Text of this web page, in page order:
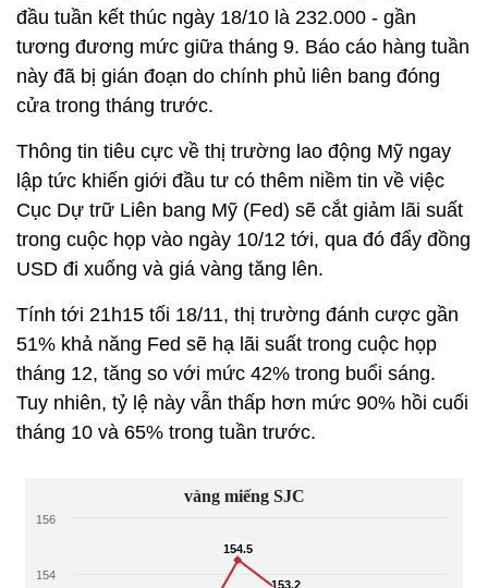
đầu tuần kết thúc ngày 18/10 là 232.000 - gần
tương đương mức giữa tháng 9. Báo cáo hàng tuần
này đã bị gián đoạn do chính phủ liên bang đóng
cửa trong tháng trước.
Thông tin tiêu cực về thị trường lao động Mỹ ngay
lập tức khiến giới đầu tư có thêm niềm tin về việc
Cục Dự trữ Liên bang Mỹ (Fed) sẽ cắt giảm lãi suất
trong cuộc họp vào ngày 10/12 tới, qua đó đẩy đồng
USD đi xuống và giá vàng tăng lên.
Tính tới 21h15 tối 18/11, thị trường đánh cược gần
51% khả năng Fed sẽ hạ lãi suất trong cuộc họp
tháng 12, tăng so với mức 42% trong buổi sáng.
Tuy nhiên, tỷ lệ này vẫn thấp hơn mức 90% hồi cuối
tháng 10 và 65% trong tuần trước.